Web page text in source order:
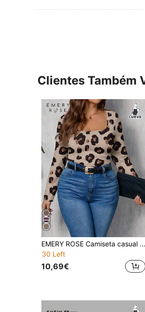
Clientes Também
EMERY ROSE Camiseta casual minimalista com estampa de leopardo e gola quadrada tamanho grande
30 Left
10,69€